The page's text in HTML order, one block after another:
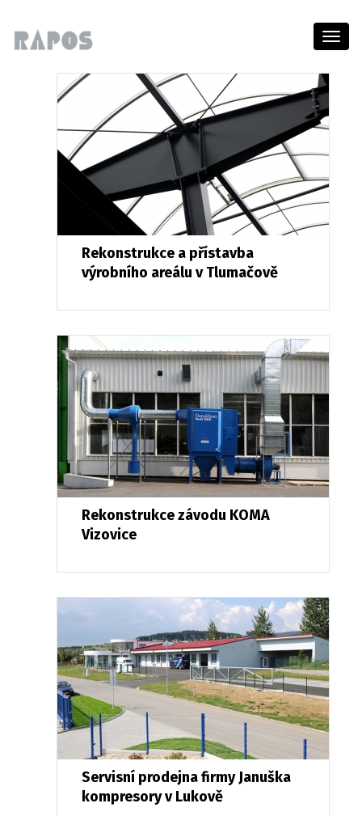
Menu
Rekonstrukce a přístavba
výrobního areálu v Tlumačově
Rekonstrukce závodu KOMA
Vizovice
Servisní prodejna firmy Januška
kompresory v Lukově